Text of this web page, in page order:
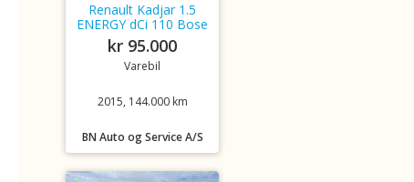
Renault Kadjar 1.5
ENERGY dCi 110 Bose
kr 95.000
Varebil
2015, 144.000 km
BN Auto og Service A/S